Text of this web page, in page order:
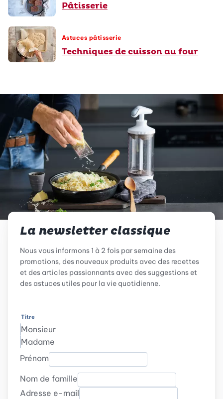
Pâtisserie
Astuces pâtisserie
Techniques de cuisson au four
La newsletter classique
Nous vous informons 1 à 2 fois par semaine des
promotions, des nouveaux produits avec des recettes
et des articles passionnants avec des suggestions et
des astuces utiles pour la vie quotidienne.
Titre
Monsieur
Madame
Prénom
Nom de famille
Adresse e-mail